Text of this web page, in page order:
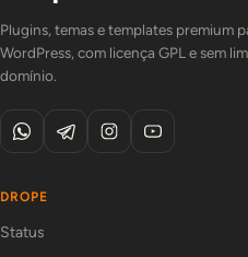
Plugins, temas e templates premium
WordPress, com licença GPL e sem
domínio.
DROPE
Status